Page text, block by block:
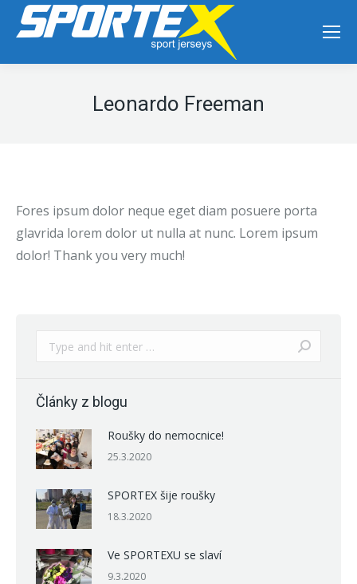
Leonardo Freeman
Fores ipsum dolor neque eget diam posuere porta
glavrida lorem dolor ut nulla at nunc. Lorem ipsum
dolor! Thank you very much!
Search:
Články z blogu
Roušky do nemocnice!
25.3.2020
SPORTEX šije roušky
18.3.2020
Ve SPORTEXU se slaví
9.3.2020